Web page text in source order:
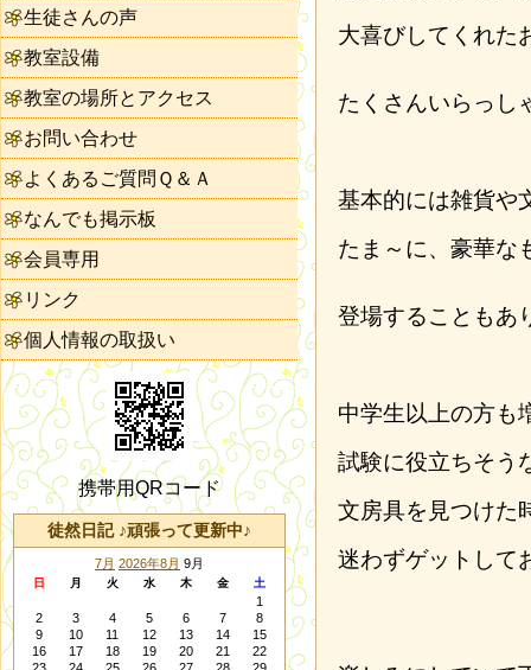
大喜びしてくれた
たくさんいらっし
基本的には雑貨や
たま～に、豪華な
登場することもあ
中学生以上の方も
試験に役立ちそう
文房具を見つけた
迷わずゲットして
生徒さんの声
教室設備
教室の場所とアクセス
お問い合わせ
よくあるご質問Ｑ＆Ａ
なんでも掲示板
会員専用
リンク
個人情報の取扱い
携帯用QRコード
徒然日記 ♪頑張って更新中♪
7月 2026年8月 9月
日 月 火 水 木 金 土
1
2
3 4 5 6 7
8
9
10 11 12 13 14
15
16
17 18 19 20 21
22